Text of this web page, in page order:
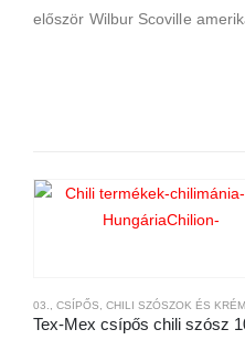
először Wilbur Scoville
03., CSÍPŐS CHILI SZÓSZOK ÉS